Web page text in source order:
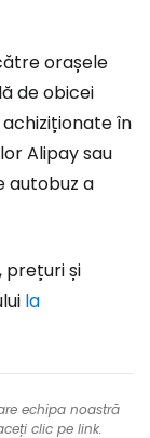
orașele
de obicei
în
Alipay sau
autobuz a
prețuri și
la
echipa noastră
clic pe link.